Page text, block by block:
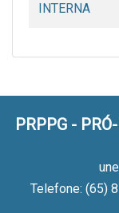
INTERNA
PRPPG -
Telefone: (65)